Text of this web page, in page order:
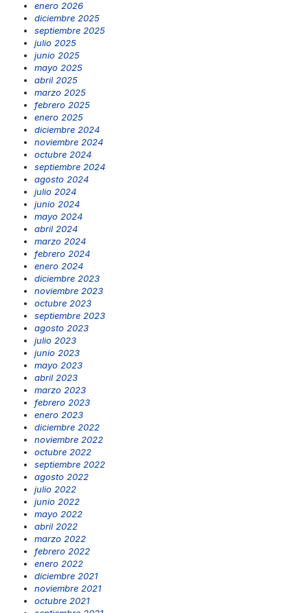
enero 2026
diciembre 2025
septiembre 2025
julio 2025
junio 2025
mayo 2025
abril 2025
marzo 2025
febrero 2025
enero 2025
diciembre 2024
noviembre 2024
octubre 2024
septiembre 2024
agosto 2024
julio 2024
junio 2024
mayo 2024
abril 2024
marzo 2024
febrero 2024
enero 2024
diciembre 2023
noviembre 2023
octubre 2023
septiembre 2023
agosto 2023
julio 2023
junio 2023
mayo 2023
abril 2023
marzo 2023
febrero 2023
enero 2023
diciembre 2022
noviembre 2022
octubre 2022
septiembre 2022
agosto 2022
julio 2022
junio 2022
mayo 2022
abril 2022
marzo 2022
febrero 2022
enero 2022
diciembre 2021
noviembre 2021
octubre 2021